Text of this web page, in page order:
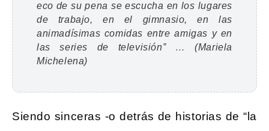
eco de su pena se escucha en los lugares
de trabajo, en el gimnasio, en las
animadísimas comidas entre amigas y en
las series de televisión” … (Mariela
Michelena)
Siendo sinceras -o detrás de historias de “la